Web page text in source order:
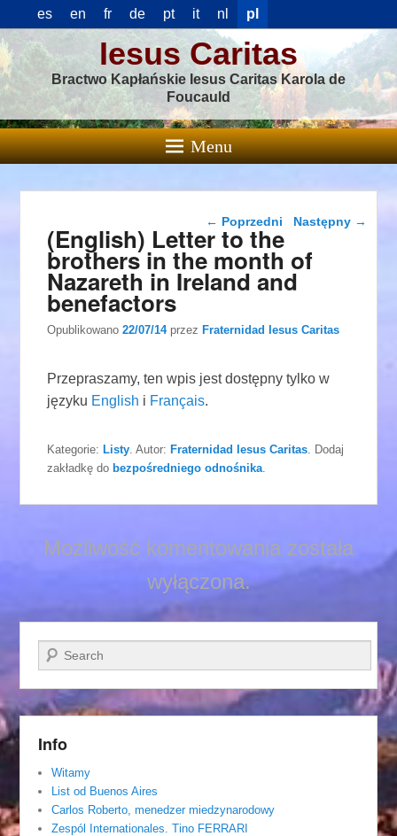
es en fr de pt it nl pl
Iesus Caritas
Bractwo Kapłańskie Iesus Caritas Karola de
Foucauld
Menu
Nawigacja wpisu
← Poprzedni Następny →
(English) Letter to the
brothers in the month of
Nazareth in Ireland and
benefactors
Opublikowano22/07/14 przezFraternidad Iesus Caritas
Przepraszamy, ten wpis jest dostępny tylko w
języku English i Français.
Kategorie:Listy . Autor:Fraternidad Iesus Caritas . Dodaj
zakładkę do bezpośredniego odnośnika
Możliwość komentowania została
wyłączona.
Szukaj
Info
Witamy
List od Buenos Aires
Carlos Roberto, menedzer miedzynarodowy
Zespól Internationales. Tino FERRARI